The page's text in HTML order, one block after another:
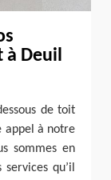
à Deuil
de toit
appel à notre
sommes en
qu’il